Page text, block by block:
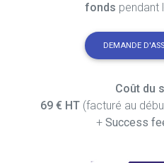
fonds pendant
DEMANDE
Coût du
69 € HT(facturé au
+ Success